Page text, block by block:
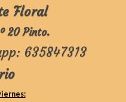
Floral
20 Pinto.
635847313